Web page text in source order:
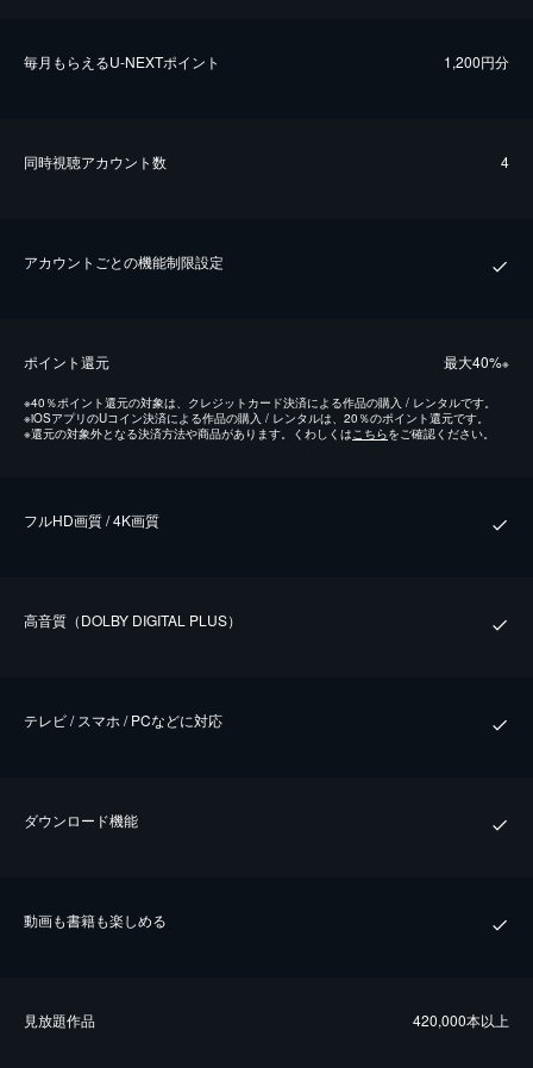
毎⽉もらえるU-NEXTポイント 1,200円分
同時視聴アカウント数 4
アカウントごとの機能制限設定
ポイント還元 最⼤40%※
※40％ポイント還元の対象は、クレジットカード決済による作品の購入 / レンタルです。
※iOSアプリのUコイン決済による作品の購入 / レンタルは、20％のポイント還元です。
※還元の対象外となる決済方法や商品があります。くわしくはこちらをご確認ください。
フルHD画質 / 4K画質
⾼⾳質（DOLBY DIGITAL PLUS）
テレビ / スマホ / PCなどに対応
ダウンロード機能
動画も書籍も楽しめる
⾒放題作品 420,000本以上